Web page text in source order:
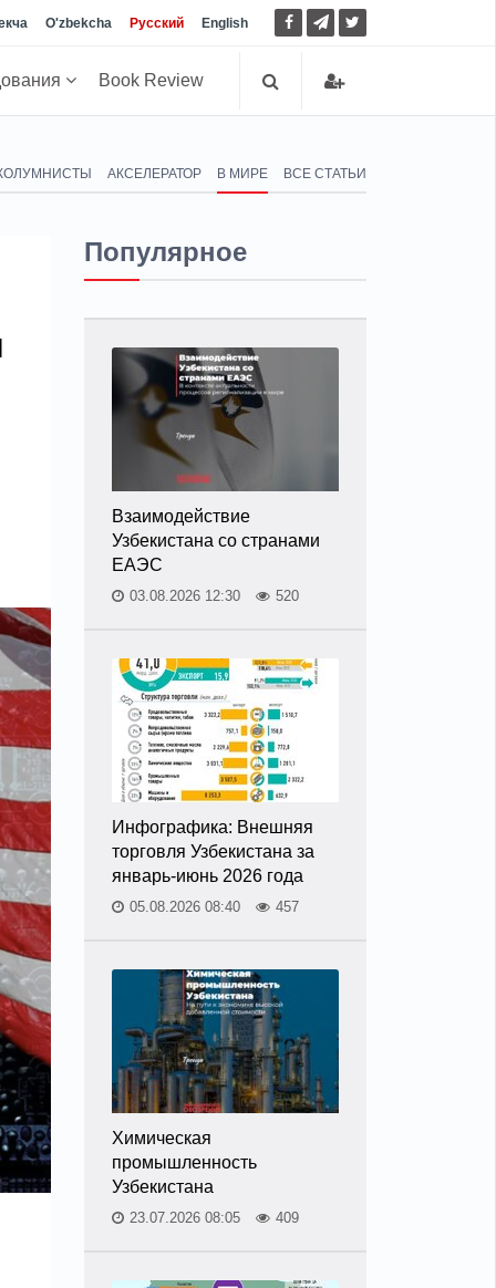
O'zbekcha Русский English
Book Review
АКСЕЛЕРАТОР В МИРЕ ВСЕ СТАТЬИ
Популярное
Взаимодействие
Узбекистана со странами
ЕАЭС
03.08.2026 12:30 520
Инфографика: Внешняя
торговля Узбекистана за
январь-июнь 2026 года
05.08.2026 08:40 457
Химическая
промышленность
Узбекистана
23.07.2026 08:05 409